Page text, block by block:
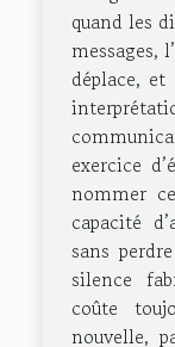
quand les
messages,
déplace,
exercice
nommer
capacité
sans
silence
coûte
nouvelle,